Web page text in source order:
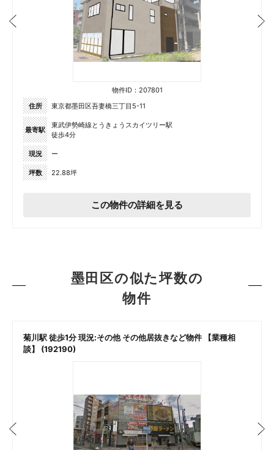
物件ID：207801
住所
東京都墨田区吾妻橋三丁目5-11
最寄駅
東武伊勢崎線とうきょうスカイツリー駅
徒歩4分
現況 ー
坪数 22.88坪
この物件の詳細を見る
墨田区の似た坪数の
物件
菊川駅 徒歩1分 現況:その他 その他居抜きなど物件 【業種相
談】 (192190)